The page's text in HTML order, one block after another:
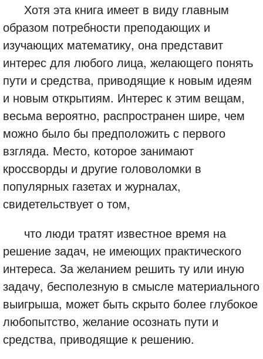
Хотя эта книга имеет в виду главным
образом потребности преподающих и
изучающих математику, она представит
интерес для любого лица, желающего понять
пути и средства, приводящие к новым идеям
и новым открытиям. Интерес к этим вещам,
весьма вероятно, распространен шире, чем
можно было бы предположить с первого
взгляда. Место, которое занимают
кроссворды и другие головоломки в
популярных газетах и журналах,
свидетельствует о том,
что люди тратят известное время на
решение задач, не имеющих практического
интереса. За желанием решить ту или иную
задачу, бесполезную в смысле материального
выигрыша, может быть скрыто более глубокое
любопытство, желание осознать пути и
средства, приводящие к решению.